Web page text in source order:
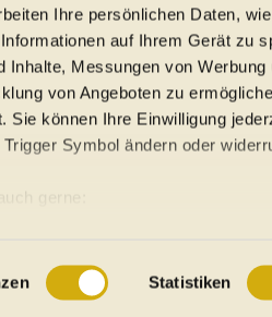
Ihre persönlichen Daten,
auf Ihrem Gerät zu
Inhalte, Messungen von Werbung
von Angeboten zu
Sie können Ihre Einwilligung
Symbol ändern oder
gerne:
Daten verarbeitet
Statistiken
und Zwischenverkauf. Hinweis:
sowie auf Neuwagen. automobile.at
für die Richtigkeit der Angaben.